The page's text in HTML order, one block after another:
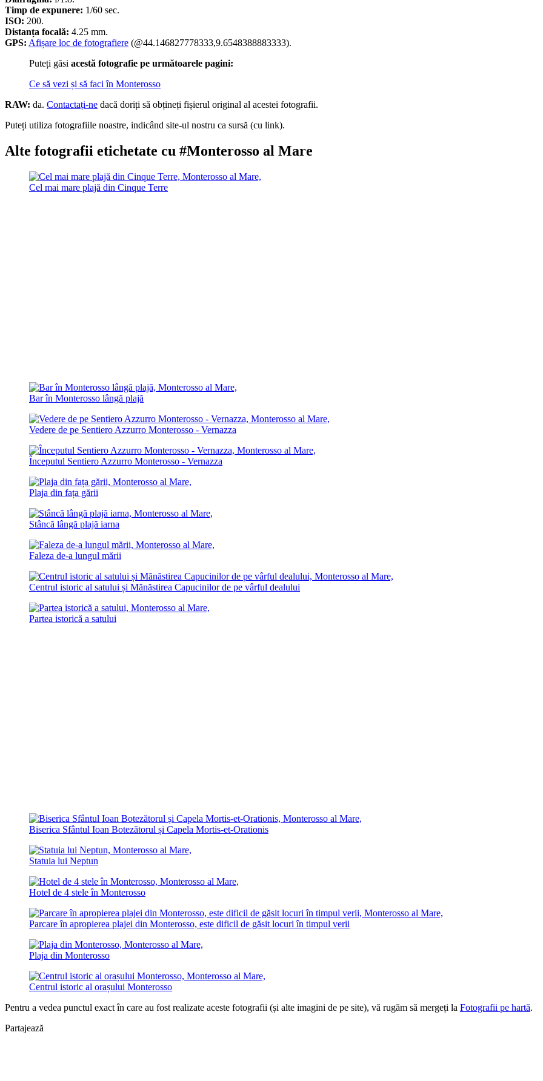
Timp de expunere: 1/60 sec.
ISO: 200.
Distanța focală: 4.25 mm.
GPS: Afișare loc de fotografiere (@44.146827778333,9.6548388883333).
Puteți găsi acestă fotografie pe următoarele pagini:
Ce să vezi și să faci în Monterosso
RAW: da. Contactați-ne dacă doriți să obțineți fișierul original al acestei fotografii.
Puteți utiliza fotografiile noastre, indicând site-ul nostru ca sursă (cu link).
Alte fotografii etichetate cu #Monterosso al Mare
Cel mai mare plajă din Cinque Terre
Bar în Monterosso lângă plajă
Vedere de pe Sentiero Azzurro Monterosso - Vernazza
Începutul Sentiero Azzurro Monterosso - Vernazza
Plaja din fața gării
Stâncă lângă plajă iarna
Faleza de-a lungul mării
Centrul istoric al satului și Mănăstirea Capucinilor de pe vârful dealului
Partea istorică a satului
Biserica Sfântul Ioan Botezătorul și Capela Mortis-et-Orationis
Statuia lui Neptun
Hotel de 4 stele în Monterosso
Parcare în apropierea plajei din Monterosso, este dificil de găsit locuri în timpul verii
Plaja din Monterosso
Centrul istoric al orașului Monterosso
Pentru a vedea punctul exact în care au fost realizate aceste fotografii (și alte imagini de pe site), vă rugăm să mergeți la Fotografii pe hartă.
Partajează